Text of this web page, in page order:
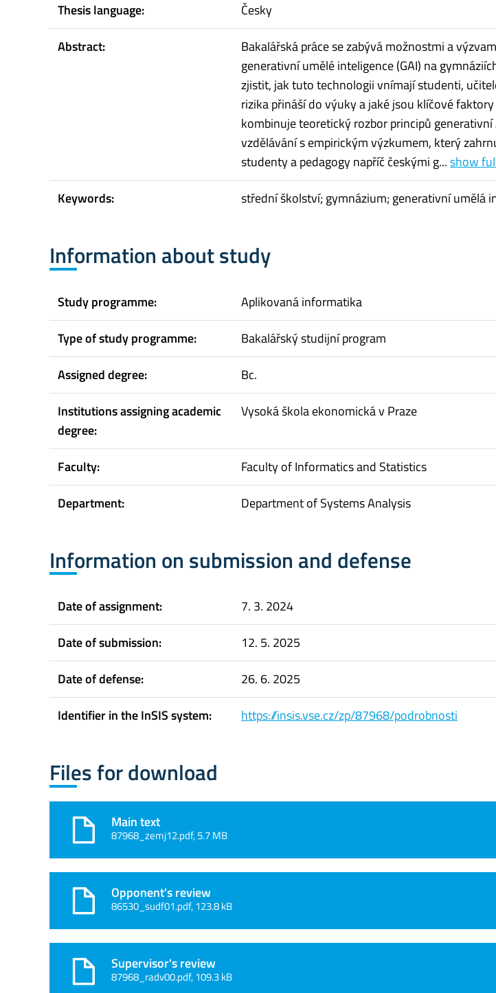
Thesis language:
Česky
Abstract:
Bakalářská práce se zabývá možnostmi a
generativní umělé inteligence (GAI) na
zjistit, jak tuto technologii vnímají studenti,
rizika přináší do výuky a jaké jsou klíčové
kombinuje teoretický rozbor principů
vzdělávání s empirickým výzkumem, který
studenty a pedagogy napříč českými g...show
Keywords:
střední školství; gymnázium; generativní umělá
Information about study
Study programme:
Aplikovaná informatika
Type of study programme:
Bakalářský studijní program
Assigned degree:
Bc.
Institutions assigning academic
degree:
Vysoká škola ekonomická v Praze
Faculty:
Faculty of Informatics and Statistics
Department:
Department of Systems Analysis
Information on submission and defense
Date of assignment:
7. 3. 2024
Date of submission:
12. 5. 2025
Date of defense:
26. 6. 2025
Identifier in the InSIS system:
https://insis.vse.cz/zp/87968/podrobnosti
Files for download
Main text
87968_zemj12.pdf, 5.7 MB
Opponent's review
86530_sudf01.pdf, 123.8 kB
Supervisor's review
87968_radv00.pdf, 109.3 kB